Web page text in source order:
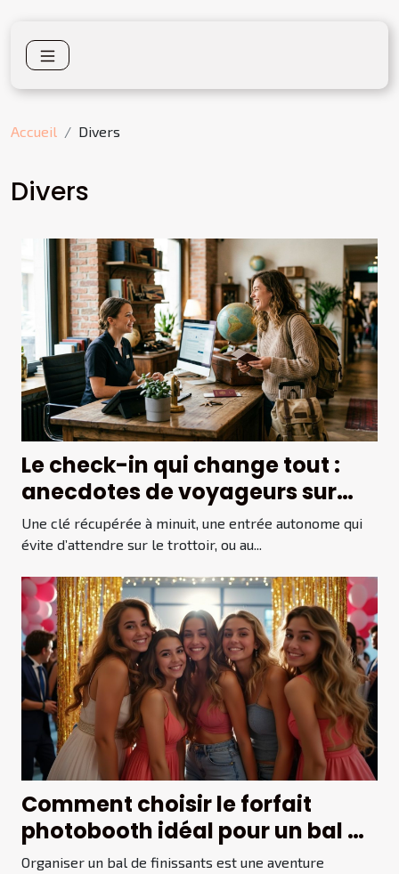
Accueil Divers
Divers
Le check-in qui change tout :
anecdotes de voyageurs sur
leurs hébergements
Une clé récupérée à minuit, une entrée autonome qui
évite d’attendre sur le trottoir, ou au...
Comment choisir le forfait
photobooth idéal pour un bal de
finissants ?
Organiser un bal de finissants est une aventure